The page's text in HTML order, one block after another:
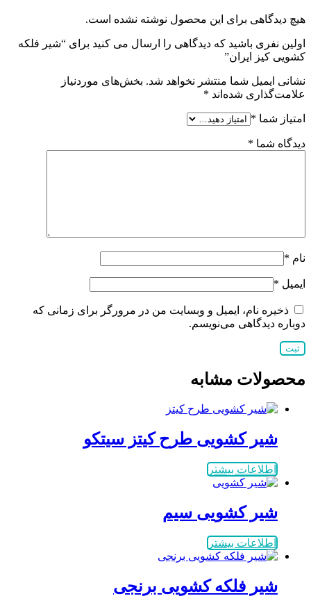
هیچ دیدگاهی برای این محصول نوشته نشده است.
اولین نفری باشید که دیدگاهی را ارسال می کنید برای “شیر فلکه
کشویی کیز ایران”
نشانی ایمیل شما منتشر نخواهد شد. بخش‌های موردنیاز
علامت‌گذاری شده‌اند *
امتیاز شما *
دیدگاه شما *
نام *
ایمیل *
ذخیره نام، ایمیل و وبسایت من در مرورگر برای زمانی که
دوباره دیدگاهی می‌نویسم.
محصولات مشابه
شیر کشویی طرح کیتز سیتکو
اطلاعات بیشتر
شیر کشویی سیم
اطلاعات بیشتر
شیر فلکه کشویی برنجی